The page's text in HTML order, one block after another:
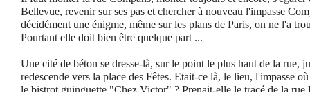
Bellevue, revenir sur ses pas et chercher à nouveau l'impasse
décidément une énigme, même sur les plans de Paris, on ne l'a
Pourtant elle doit bien être quelque part ...
Une cité de béton se dresse-là, sur le point le plus haut de la rue,
redescende vers la place des Fêtes. Etait-ce là, le lieu, l'impasse